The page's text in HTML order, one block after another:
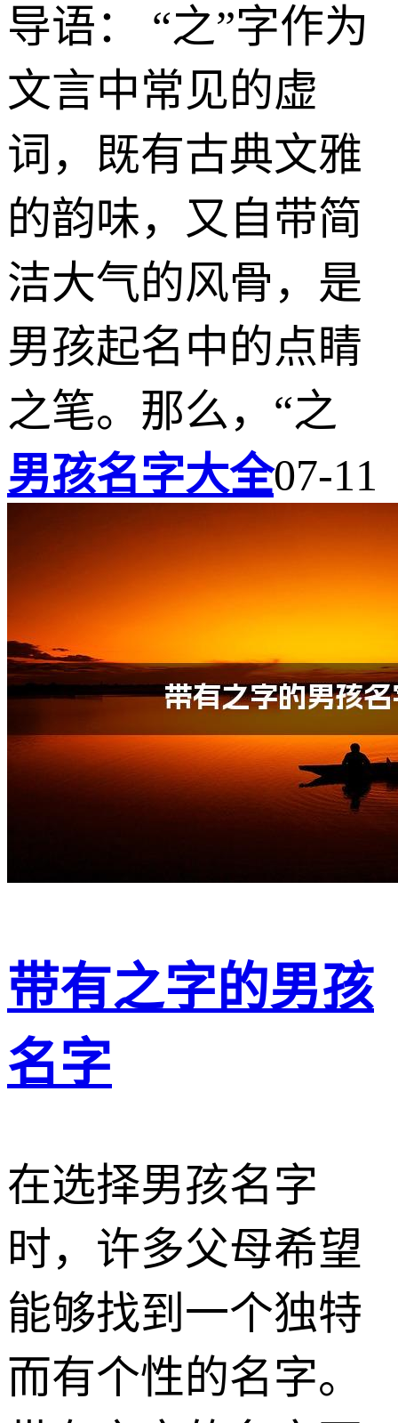
导语： “之”字作为
文言中常见的虚
词，既有古典文雅
的韵味，又自带简
洁大气的风骨，是
男孩起名中的点睛
之笔。那么，“之
男孩名字大全07-11
带有之字的男孩
名字
在选择男孩名字
时，许多父母希望
能够找到一个独特
而有个性的名字。